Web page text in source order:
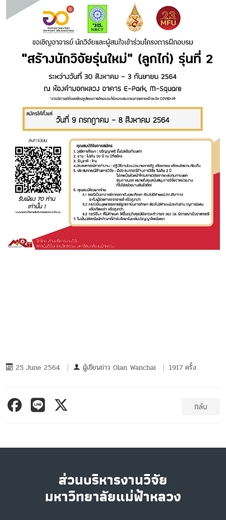
25 June 2564 ผู้เขียนข่าว Olan Wanchai 1917 ครั้ง
กลับ
ส่วนบริหารงานวิจัย
มหาวิทยาลัยแม่ฟ้าหลวง